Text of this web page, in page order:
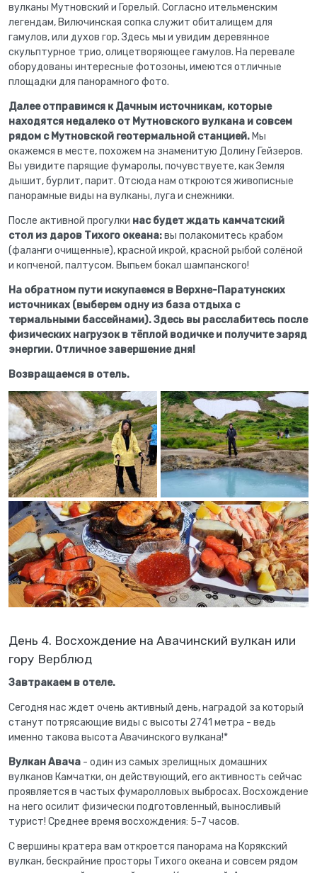
вулканы Мутновский и Горелый. Согласно ительменским
легендам, Вилючинская сопка служит обиталищем для
гамулов, или духов гор. Здесь мы и увидим деревянное
скульптурное трио, олицетворяющее гамулов. На перевале
оборудованы интересные фотозоны, имеются отличные
площадки для панорамного фото.
Далее отправимся к Дачным источникам, которые
находятся недалеко от Мутновского вулкана и совсем
рядом с Мутновской геотермальной станцией. Мы
окажемся в месте, похожем на знаменитую Долину Гейзеров.
Вы увидите парящие фумаролы, почувствуете, как Земля
дышит, бурлит, парит. Отсюда нам откроются живописные
панорамные виды на вулканы, луга и снежники.
После активной прогулки нас будет ждать камчатский
стол из даров Тихого океана:вы полакомитесь крабом
(фаланги очищенные), красной икрой, красной рыбой солёной
и копченой, палтусом. Выпьем бокал шампанского!
На обратном пути искупаемся в Верхне-Паратунских
источниках (выберем одну из база отдыха с
термальными бассейнами). Здесь вы расслабитесь после
физических нагрузок в тёплой водичке и получите заряд
энергии. Отличное завершение дня!
Возвращаемся в отель.
День 4. Восхождение на Авачинский вулкан или
гору Верблюд
Завтракаем в отеле.
Сегодня нас ждет очень активный день, наградой за который
станут потрясающие виды с высоты 2741 метра - ведь
именно такова высота Авачинского вулкана!*
Вулкан Авача - один из самых зрелищных домашних
вулканов Камчатки, он действующий, его активность сейчас
проявляется в частых фумаролловых выбросах. Восхождение
на него осилит физически подготовленный, выносливый
турист! Среднее время восхождения: 5-7 часов.
С вершины кратера вам откроется панорама на Корякский
вулкан, бескрайние просторы Тихого океана и совсем рядом